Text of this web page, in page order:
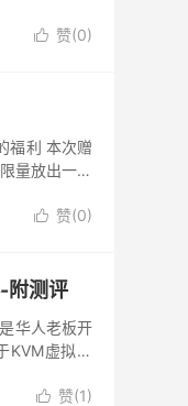
 赞(0)
福利 本次赠
量放出一个
 赞(0)
附测评
华人老板开
KVM虚拟架
 赞(1)